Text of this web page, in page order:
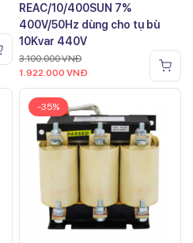
REAC/10/400SUN 7%
400V/50Hz dùng cho tụ bù
10Kvar 440V
3.100.000VNĐ
1.922.000 VNĐ
-35%